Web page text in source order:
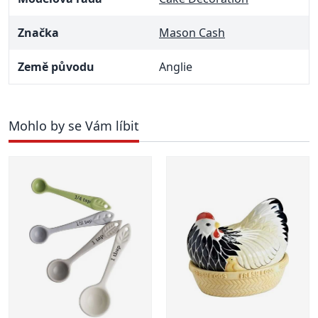
Značka Mason Cash
Země původu Anglie
Mohlo by se Vám líbit